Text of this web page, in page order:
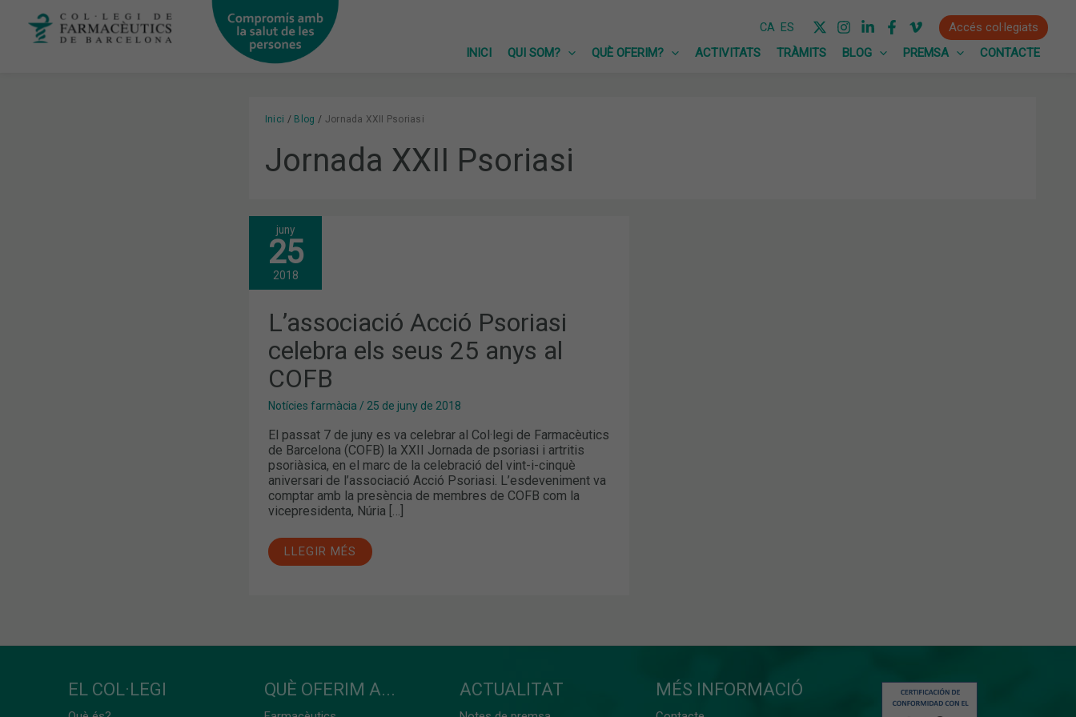
CA ES
Accés col·legiats
INICI
QUI SOM? QUÈ OFERIM? ACTIVITATS TRÀMITS BLOG PREMSA CONTACTE
Inici Blog Jornada XXII Psoriasi
Jornada XXII Psoriasi
juny
25
2018
L’associació Acció Psoriasi
celebra els seus 25 anys al
COFB
Notícies farmàcia / 25 de juny de 2018
El passat 7 de juny es va celebrar al Col·legi de Farmacèutics
de Barcelona (COFB) la XXII Jornada de psoriasi i artritis
psoriàsica, en el marc de la celebració del vint-i-cinquè
aniversari de l’associació Acció Psoriasi. L’esdeveniment va
comptar amb la presència de membres de COFB com la
vicepresidenta, Núria […]
L’ASSOCIACIÓ
ACCIÓ
PSORIASI
CELEBRA
ELS
25
ANYS
AL
COFB
LLEGIR MÉS
EL COL·LEGI QUÈ OFERIM A... ACTUALITAT MÉS INFORMACIÓ